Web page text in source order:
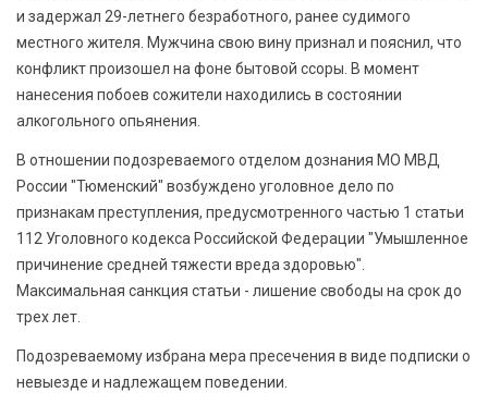
и задержал 29-летнего безработного, ранее судимого
местного жителя. Мужчина свою вину признал и пояснил, что
конфликт произошел на фоне бытовой ссоры. В момент
нанесения побоев сожители находились в состоянии
алкогольного опьянения.
В отношении подозреваемого отделом дознания МО МВД
России "Тюменский" возбуждено уголовное дело по
признакам преступления, предусмотренного частью 1 статьи
112 Уголовного кодекса Российской Федерации "Умышленное
причинение средней тяжести вреда здоровью".
Максимальная санкция статьи - лишение свободы на срок до
трех лет.
Подозреваемому избрана мера пресечения в виде подписки о
невыезде и надлежащем поведении.